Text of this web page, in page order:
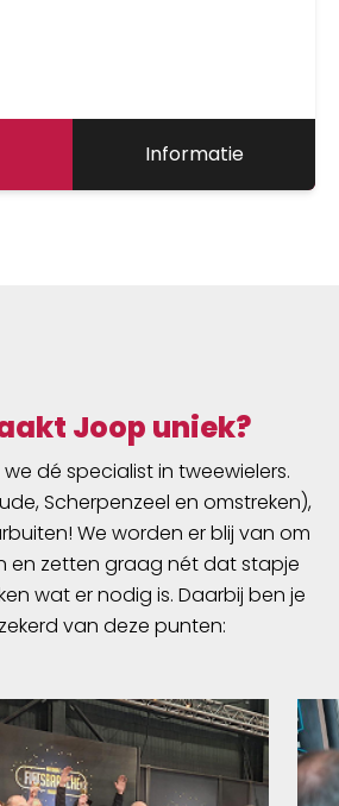
Informatie
Joop uniek?
we dé specialist in tweewielers.
Scherpenzeel en omstreken),
We worden er blij van om
en zetten graag nét dat stapje
wat er nodig is. Daarbij ben je
van deze punten: